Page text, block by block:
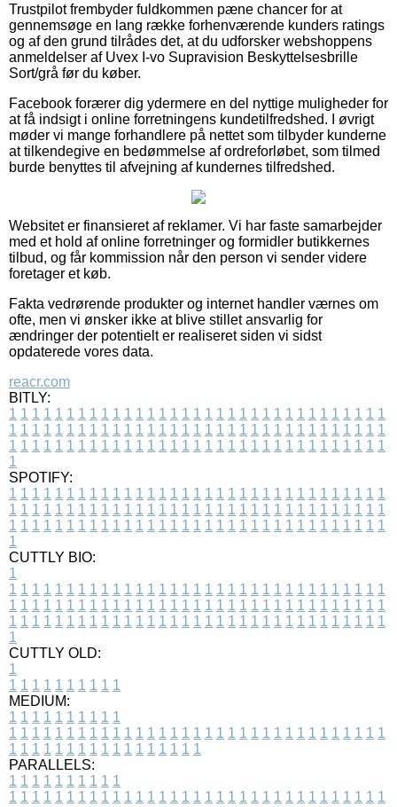
Trustpilot frembyder fuldkommen pæne chancer for at
gennemsøge en lang række forhenværende kunders ratings
og af den grund tilrådes det, at du udforsker webshoppens
anmeldelser af Uvex I-vo Supravision Beskyttelsesbrille
Sort/grå før du køber.
Facebook forærer dig ydermere en del nyttige muligheder for
at få indsigt i online forretningens kundetilfredshed. I øvrigt
møder vi mange forhandlere på nettet som tilbyder kunderne
at tilkendegive en bedømmelse af ordreforløbet, som tilmed
burde benyttes til afvejning af kundernes tilfredshed.
Websitet er finansieret af reklamer. Vi har faste samarbejder
med et hold af online forretninger og formidler butikkernes
tilbud, og får kommission når den person vi sender videre
foretager et køb.
Fakta vedrørende produkter og internet handler værnes om
ofte, men vi ønsker ikke at blive stillet ansvarlig for
ændringer der potentielt er realiseret siden vi sidst
opdaterede vores data.
reacr.com
BITLY:
1 1 1 1 1 1 1 1 1 1 1 1 1 1 1 1 1 1 1 1 1 1 1 1 1 1 1 1 1 1 1 1 1
1 1 1 1 1 1 1 1 1 1 1 1 1 1 1 1 1 1 1 1 1 1 1 1 1 1 1 1 1 1 1 1 1
1 1 1 1 1 1 1 1 1 1 1 1 1 1 1 1 1 1 1 1 1 1 1 1 1 1 1 1 1 1 1 1 1
1
SPOTIFY:
1 1 1 1 1 1 1 1 1 1 1 1 1 1 1 1 1 1 1 1 1 1 1 1 1 1 1 1 1 1 1 1 1
1 1 1 1 1 1 1 1 1 1 1 1 1 1 1 1 1 1 1 1 1 1 1 1 1 1 1 1 1 1 1 1 1
1 1 1 1 1 1 1 1 1 1 1 1 1 1 1 1 1 1 1 1 1 1 1 1 1 1 1 1 1 1 1 1 1
1
CUTTLY BIO:
1
1 1 1 1 1 1 1 1 1 1 1 1 1 1 1 1 1 1 1 1 1 1 1 1 1 1 1 1 1 1 1 1 1
1 1 1 1 1 1 1 1 1 1 1 1 1 1 1 1 1 1 1 1 1 1 1 1 1 1 1 1 1 1 1 1 1
1 1 1 1 1 1 1 1 1 1 1 1 1 1 1 1 1 1 1 1 1 1 1 1 1 1 1 1 1 1 1 1 1
1
CUTTLY OLD:
1
1 1 1 1 1 1 1 1 1 1
MEDIUM:
1 1 1 1 1 1 1 1 1 1
1 1 1 1 1 1 1 1 1 1 1 1 1 1 1 1 1 1 1 1 1 1 1 1 1 1 1 1 1 1 1 1 1
1 1 1 1 1 1 1 1 1 1 1 1 1 1 1 1 1
PARALLELS:
1 1 1 1 1 1 1 1 1 1
1 1 1 1 1 1 1 1 1 1 1 1 1 1 1 1 1 1 1 1 1 1 1 1 1 1 1 1 1 1 1 1 1